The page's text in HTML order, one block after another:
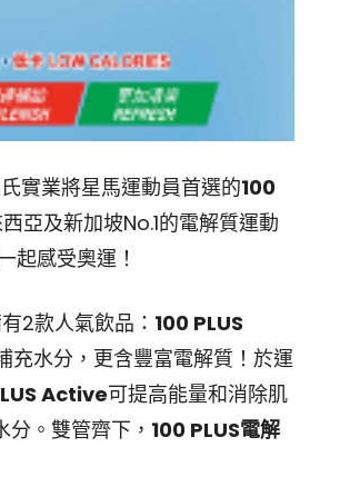
實業將星馬運動員首選的100
亞及新加坡No.1的電解質運動
起感受奧運！
2款人氣飲品： 100 PLUS
充水分，更含豐富電解質！於運
Active可提高能量和消除肌
分。雙管齊下， 100 PLUS電解